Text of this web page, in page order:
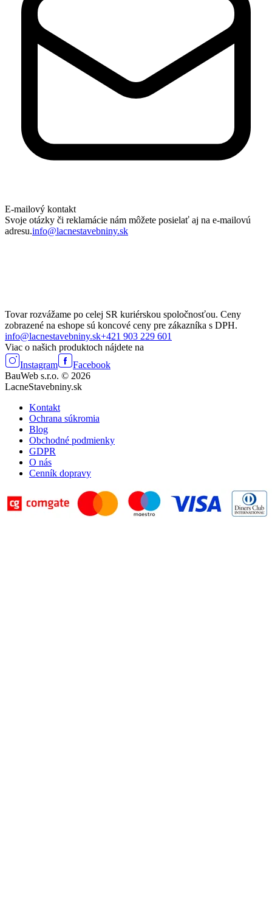
E-mailový kontakt
Svoje otázky či reklamácie nám môžete posielať aj na e-mailovú
adresu.info@lacnestavebniny.sk
Tovar rozvážame po celej SR kuriérskou spoločnosťou. Ceny
zobrazené na eshope sú koncové ceny pre zákazníka s DPH.
info@lacnestavebniny.sk+421 903 229 601
Viac o našich produktoch nájdete na
Instagram
Facebook
BauWeb s.r.o. © 2026
LacneStavebniny.sk
Kontakt
Ochrana súkromia
Blog
Obchodné podmienky
GDPR
O nás
Cenník dopravy